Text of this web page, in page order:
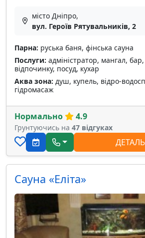
місто Дніпро,
вул. Героїв Рятувальників, 2
Парна: руська баня, фінська сауна
Послуги: адміністратор, мангал,
відпочинку, посуд, кухар
Аква зона: душ, купель, відро-
гідромасаж
Нормально 4.9
Грунтуючись на 47 відгуках
Сауна «Еліта»